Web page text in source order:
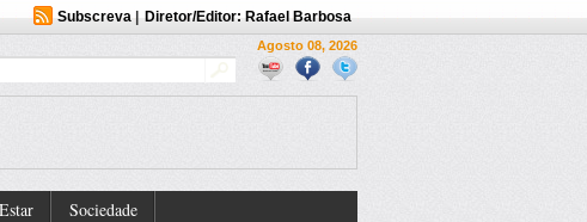
Subscreva| Diretor/Editor: Rafael Barbosa
Agosto 08, 2026
Sociedade